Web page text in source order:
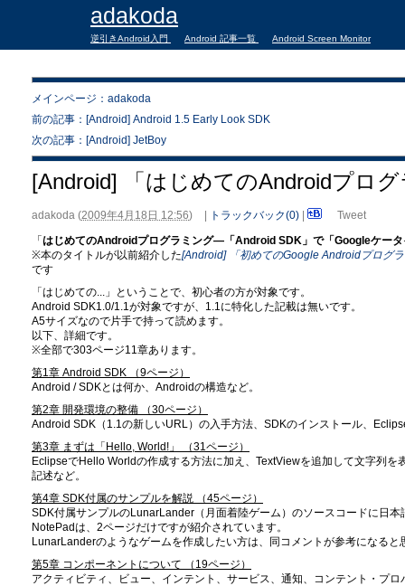
adakoda
逆引きAndroid入門 Android 記事一覧 Android Screen Monitor
メインページ：adakoda
前の記事：[Android] Android 1.5 Early Look SDK
次の記事：[Android] JetBoy
[Android] 「はじめてのAndroidプロ
adakoda (2009年4月18日 12:56) トラックバック(0)
Tweet
「はじめてのAndroidプログラミング―「Android SDK」で「Googleケータ
※本のタイトルが以前紹介した[Android] 「初めてのGoogle Androidプログ
です
「はじめての...」ということで、初心者の方が対象です。
Android SDK1.0/1.1が対象ですが、1.1に特化した記載は無いです。
A5サイズなので片手で持って読めます。
以下、詳細です。
※全部で303ページ11章あります。
第1章 Android SDK （9ページ）
Android / SDKとは何か、Androidの構造など。
第2章 開発環境の整備 （30ページ）
Android SDK（1.1の新しいURL）の入手方法、SDKのインストール、
第3章 まずは「Hello, World!」 （31ページ）
EclipseでHello Worldの作成する方法に加え、TextViewを追加して文字列
記述など。
第4章 SDK付属のサンプルを解説 （45ページ）
SDK付属サンプルのLunarLander（月面着陸ゲーム）のソースコードに日
NotePadは、2ページだけですが紹介されています。
LunarLanderのようなゲームを作成したい方は、同コメントが参考になると
第5章 コンポーネントについて （19ページ）
アクティビティ、ビュー、インテント、サービス、通知、コンテント・プロ